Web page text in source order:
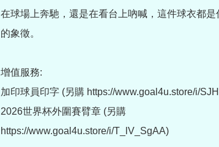
在球場上奔馳，還是在看台上吶喊，這件球衣都是
的象徵。
增值服務:
加印球員印字 (另購 https://www.goal4u.store/i/
2026世界杯外圍賽臂章 (另購
https://www.goal4u.store/i/T_lV_SgAA)